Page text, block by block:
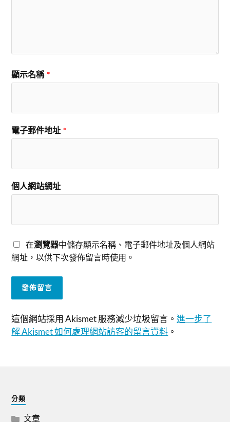
顯示名稱 *
電子郵件地址 *
個人網站網址
在瀏覽器中儲存顯示名稱、電子郵件地址及個人網站
網址，以供下次發佈留言時使用。
這個網站採用 Akismet 服務減少垃圾留言。進一步了
解 Akismet 如何處理網站訪客的留言資料 。
分類
文章